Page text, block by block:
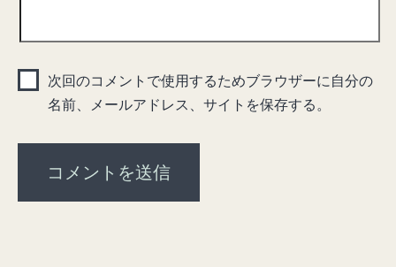
次回のコメントで使用するためブラウザーに自分の
名前、メールアドレス、サイトを保存する。